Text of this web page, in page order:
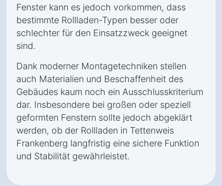
Fenster kann es jedoch vorkommen, dass
bestimmte Rollladen-Typen besser oder
schlechter für den Einsatzzweck geeignet
sind.
Dank moderner Montagetechniken stellen
auch Materialien und Beschaffenheit des
Gebäudes kaum noch ein Ausschlusskriterium
dar. Insbesondere bei großen oder speziell
geformten Fenstern sollte jedoch abgeklärt
werden, ob der Rollladen in Tettenweis
Frankenberg langfristig eine sichere Funktion
und Stabilität gewährleistet.